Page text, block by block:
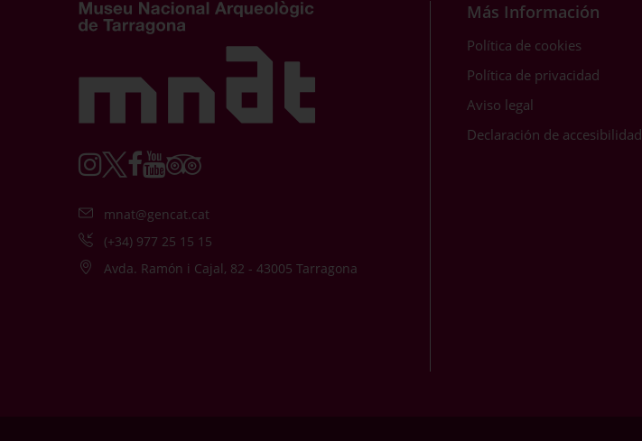
mnat@gencat.cat
(+34) 977 25 15 15
Avda. Ramón i Cajal, 82 - 43005 Tarragona
Más Información
Política de cookies
Política de privacidad
Aviso legal
Declaración de accesibilidad